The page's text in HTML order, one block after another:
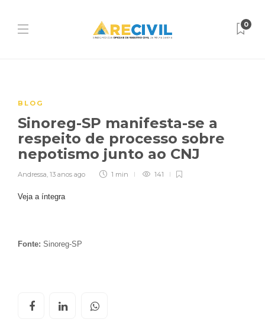
0
BLOG
Sinoreg-SP manifesta-se a
respeito de processo sobre
nepotismo junto ao CNJ
Andressa, 13 anos ago 1 min 141
Veja a íntegra
Fonte: Sinoreg-SP